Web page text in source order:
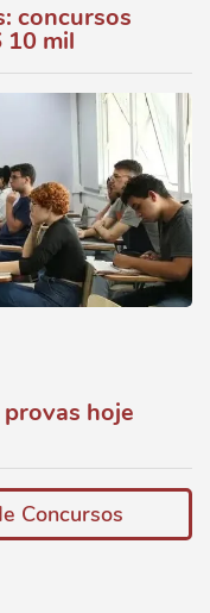
concursos
10 mil
hoje
Concursos